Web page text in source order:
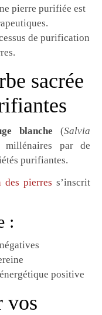
pierre purifiée est
de purification
sacrée
blanche (Salvia
par de
purifiantes.
des pierress’inscrit
:
positive
vos